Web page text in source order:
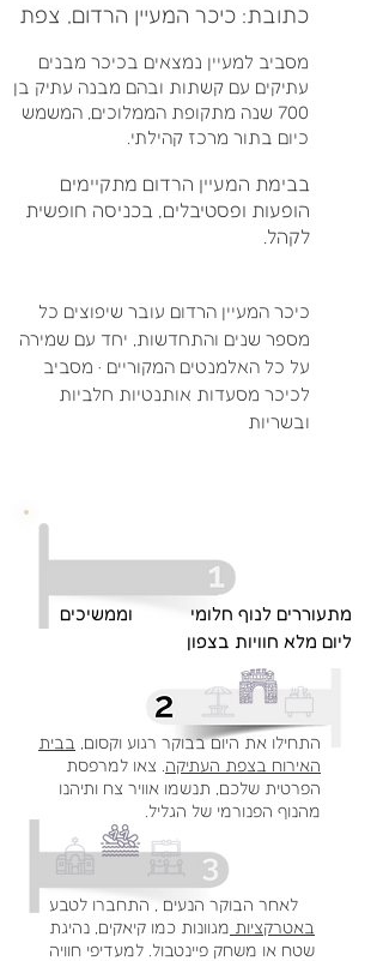
כתובת: כיכר המעיין הרדום, צפת
מסביב למעיין נמצאים בכיכר מבנים
עתיקים עם קשתות ובהם מבנה עתיק בן
700 שנה מתקופת הממלוכים, המשמש
כיום בתור מרכז קהילתי.
בבימת המעיין הרדום מתקיימים
הופעות ופסטיבלים, בכניסה חופשית
לקהל.
כיכר המעיין הרדום עובר שיפוצים כל
מספר שנים והתחדשות, יחד עם שמירה
על כל האלמנטים המקוריים · מסביב
לכיכר מסעדות אותנטיות חלביות
ובשריות
מתעוררים לנוף חלומי וממשיכים
ליום מלא חוויות בצפון
התחילו את היום בבוקר רגוע וקסום, בבית
האירוח בצפת העתיקה . צאו למרפסת
הפרטית שלכם, תנשמו אוויר צח ותיהנו
מהנוף הפנורמי של הגליל.
לאחר הבוקר הנעים , התחברו לטבע
באטרקציות מגוונות כמו קיאקים, נהיגת
שטח או משחק פיינטבול. למעדיפי חוויה